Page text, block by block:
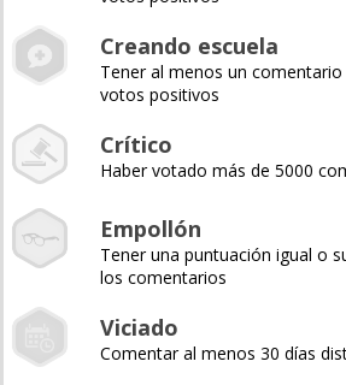
Creando escuela
Tener al menos un
votos positivos
Crítico
Haber votado más de 5000
Empollón
Tener una puntuación igual o
los comentarios
Viciado
Comentar al menos 30 días